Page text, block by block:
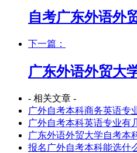
自考广东外语外
下一篇：
广东外语外贸大
- 相关文章 -
广外自考本科商务英语专
广外自考本科英语专业有
广东外语外贸大学自考本
报名广外自考本科能选什